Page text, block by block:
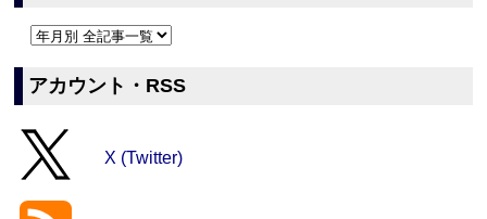
アカウント・RSS
X (Twitter)